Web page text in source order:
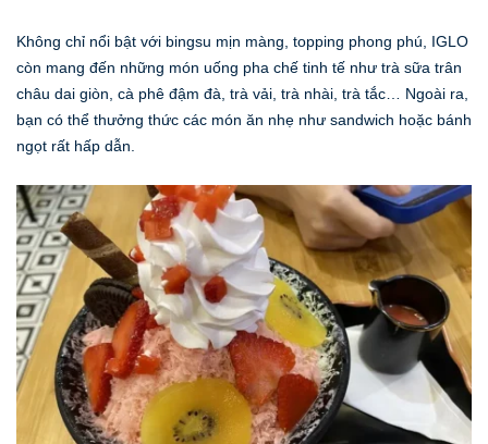
Không chỉ nổi bật với bingsu mịn màng, topping phong phú, IGLO
còn mang đến những món uống pha chế tinh tế như trà sữa trân
châu dai giòn, cà phê đậm đà, trà vải, trà nhài, trà tắc… Ngoài ra,
bạn có thể thưởng thức các món ăn nhẹ như sandwich hoặc bánh
ngọt rất hấp dẫn.